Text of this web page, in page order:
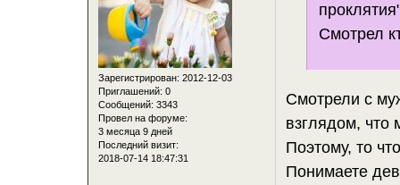
Зарегистрирован: 2012-12-03
Приглашений: 0
Сообщений: 3343
Провел на форуме:
3 месяца 9 дней
Последний визит:
2018-07-14 18:47:31
Смотрел
Смотрели с
взглядом, что
Поэтому, то
Понимаете